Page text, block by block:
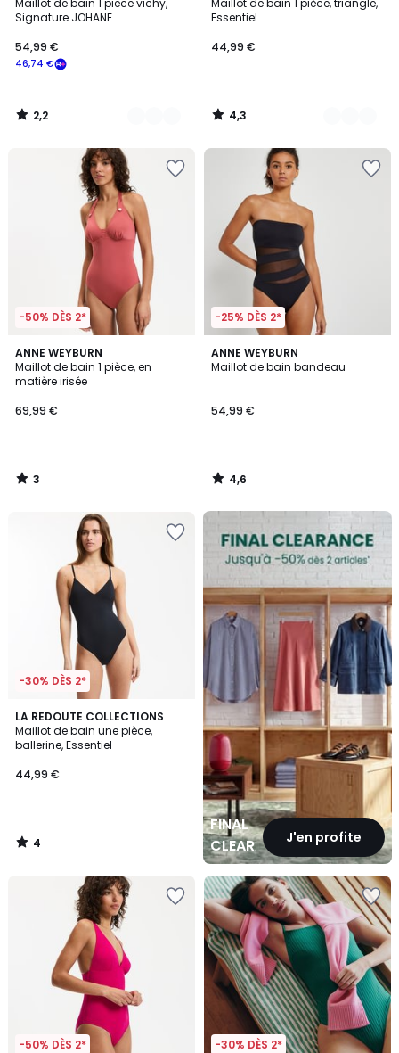
Maillot de bain 1 pièce vichy,
Signature JOHANE
€
souscrivez
notre
programme
46,74 €
54,99 €
Couleurs
2,2
/
Maillot de bain 1 pièce, triangle,
Essentiel
44,99 €
Couleurs
4,3
/
-50% DÈS 2*
ANNE WEYBURN
Maillot de bain 1 pièce, en
matière irisée
69,99 €
3
/
5
3
/
-25% DÈS 2*
ANNE WEYBURN
Maillot de bain bandeau
54,99 €
4,6
/ 5
4,6
/
-30% DÈS 2*
LA REDOUTE COLLECTIONS
Maillot de bain une pièce,
ballerine, Essentiel
44,99 €
4
/
5
4
/
FINAL
CLEARANCEJ'en profite
FINAL
CLEARANCE
-50% DÈS 2* -30% DÈS 2*